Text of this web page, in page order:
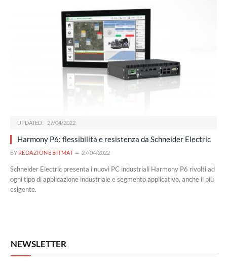
UPDATED: 27/04/2022
Harmony P6: flessibilità e resistenza da Schneider Electric
BY REDAZIONE BITMAT 27/04/2022
Schneider Electric presenta i nuovi PC industriali Harmony P6 rivolti ad
ogni tipo di applicazione industriale e segmento applicativo, anche il più
esigente.
NEWSLETTER